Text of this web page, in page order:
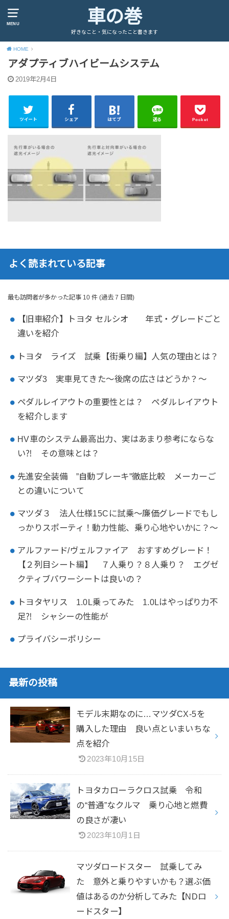
MENU 車の巻
好きなこと・気になったこと書きます
HOME
アダプティブハイビームシステム
2019年2月4日
ツイート シェア はてブ 送る Pocket
よく読まれている記事
最も訪問者が多かった記事 10 件 (過去 7 日間)
【旧車紹介】トヨタ セルシオ 年式・グレードごと
違いを紹介
トヨタ ライズ 試乗【街乗り編】人気の理由とは？
マツダ3 実車見てきた～後席の広さはどうか？～
ペダルレイアウトの重要性とは？ ペダルレイアウト
を紹介します
HV車のシステム最高出力、実はあまり参考にならな
い⁈ その意味とは？
先進安全装備 ”自動ブレーキ”徹底比較 メーカーご
との違いについて
マツダ３ 法人仕様15Cに試乗～廉価グレードでもし
っかりスポーティ！動力性能、乗り心地やいかに？～
アルファード/ヴェルファイア おすすめグレード！
【２列目シート編】 ７人乗り？８人乗り？ エグゼ
クティブパワーシートは良いの？
トヨタヤリス 1.0L乗ってみた 1.0Lはやっぱり力不
足⁈ シャシーの性能が
プライバシーポリシー
最新の投稿
モデル末期なのに…マツダCX-5を
購入した理由 良い点といまいちな
点を紹介
2023年10月15日
トヨタカローラクロス試乗 令和
の“普通”なクルマ 乗り心地と燃費
の良さが凄い
2023年10月1日
マツダロードスター 試乗してみ
た 意外と乗りやすいかも？選ぶ価
値はあるのか分析してみた【NDロ
ードスター】